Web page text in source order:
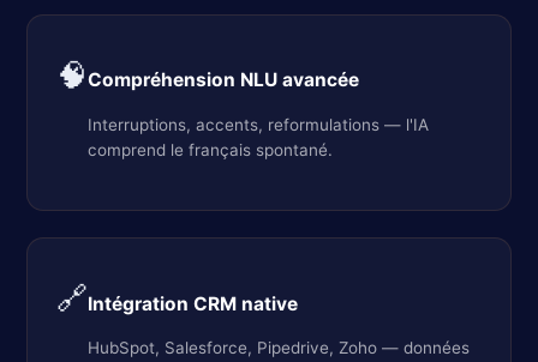
🧠Compréhension NLU avancée
Interruptions, accents, reformulations — l'IA
comprend le français spontané.
🔗Intégration CRM native
HubSpot, Salesforce, Pipedrive, Zoho — données